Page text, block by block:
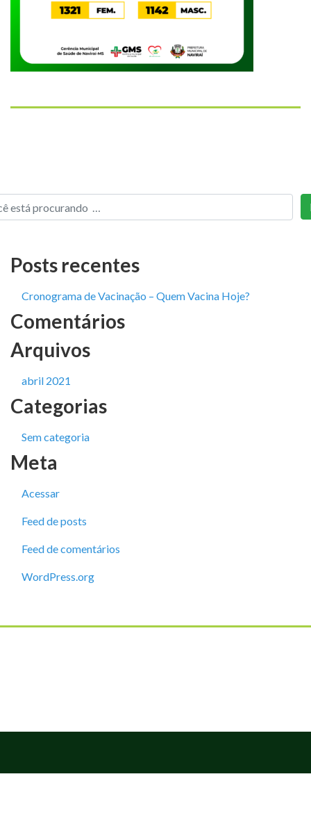
Posts recentes
Cronograma de Vacinação – Quem Vacina Hoje?
Comentários
Arquivos
abril 2021
Categorias
Sem categoria
Meta
Acessar
Feed de posts
Feed de comentários
WordPress.org